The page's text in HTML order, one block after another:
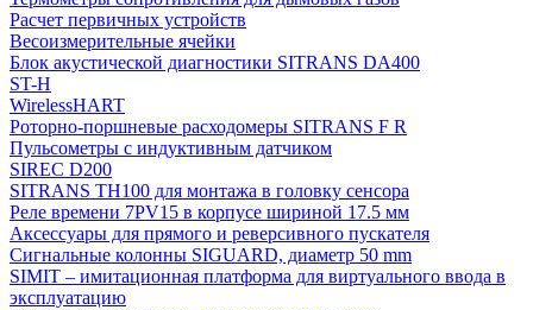
Расчет первичных устройств
Весоизмерительные ячейки
Блок акустической диагностики SITRANS DA400
ST-H
WirelessHART
Роторно-поршневые расходомеры SITRANS F R
Пульсометры с индуктивным датчиком
SIREC D200
SITRANS TH100 для монтажа в головку сенсора
Реле времени 7PV15 в корпусе шириной 17.5 мм
Аксессуары для прямого и реверсивного пускателя
Сигнальные колонны SIGUARD, диаметр 50 mm
SIMIT – имитационная платформа для виртуального ввода в
эксплуатацию